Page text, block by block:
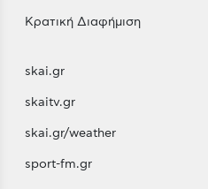
Κρατική Διαφήμιση
skai.gr
skaitv.gr
skai.gr/weather
sport-fm.gr